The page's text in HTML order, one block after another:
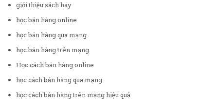
giới thiệu sách hay
học bán hàng online
học bán hàng qua mạng
học bán hàng trên mạng
Học cách bán hàng online
học cách bán hàng qua mạng
học cách bán hàng trên mạng hiệu quả